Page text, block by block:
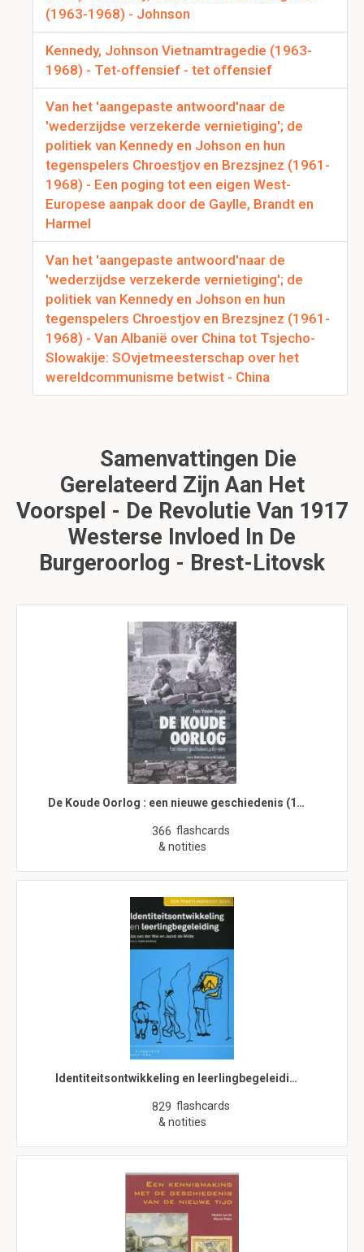
(1963-1968) - Johnson
Kennedy, Johnson Vietnamtragedie (1963-
1968) - Tet-offensief - tet offensief
Van het 'aangepaste antwoord'naar de
'wederzijdse verzekerde vernietiging'; de
politiek van Kennedy en Johson en hun
tegenspelers Chroestjov en Brezsjnez (1961-
1968) - Een poging tot een eigen West-
Europese aanpak door de Gaylle, Brandt en
Harmel
Van het 'aangepaste antwoord'naar de
'wederzijdse verzekerde vernietiging'; de
politiek van Kennedy en Johson en hun
tegenspelers Chroestjov en Brezsjnez (1961-
1968) - Van Albanië over China tot Tsjecho-
Slowakije: SOvjetmeesterschap over het
wereldcommunisme betwist - China
Samenvattingen Die
Gerelateerd Zijn Aan Het
Voorspel - De Revolutie Van 1917
Westerse Invloed In De
Burgeroorlog - Brest-Litovsk
De Koude Oorlog : een nieuwe geschiedenis (1…
366 flashcards
& notities
Identiteitsontwikkeling en leerlingbegeleidi…
829 flashcards
& notities